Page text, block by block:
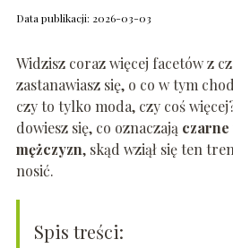
Data publikacji: 2026-03-03
Widzisz coraz więcej facetów z
zastanawiasz się, o co w tym
czy to tylko moda, czy coś
dowiesz się, co oznaczają czarne
mężczyzn, skąd wziął się ten
nosić.
Spis treści: